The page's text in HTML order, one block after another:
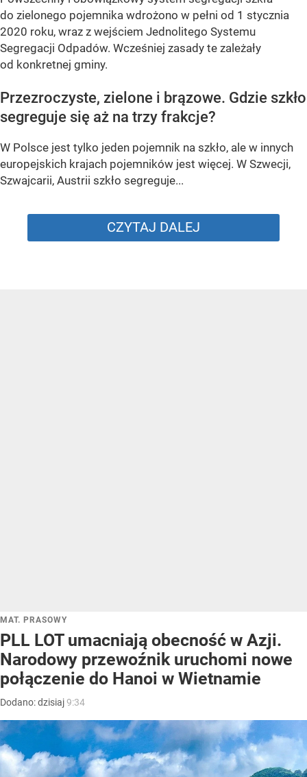
do zielonego pojemnika wdrożono w pełni od 1 stycznia
2020 roku, wraz z wejściem Jednolitego Systemu
Segregacji Odpadów. Wcześniej zasady te zależały
od konkretnej gminy.
Przezroczyste, zielone i brązowe. Gdzie szkło
segreguje się aż na trzy frakcje?
W Polsce jest tylko jeden pojemnik na szkło, ale w innych
europejskich krajach pojemników jest więcej. W Szwecji,
Szwajcarii, Austrii szkło segreguje...
CZYTAJ DALEJ
MAT. PRASOWY
PLL LOT umacniają obecność w Azji.
Narodowy przewoźnik uruchomi nowe
połączenie do Hanoi w Wietnamie
Dodano:dzisiaj9:34